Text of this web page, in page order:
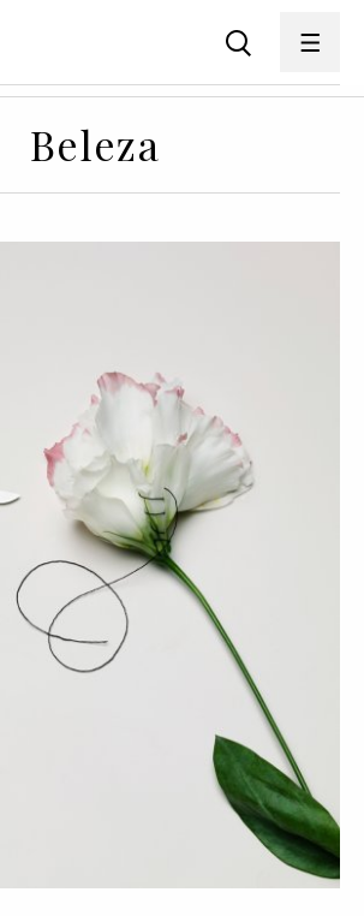
Beleza